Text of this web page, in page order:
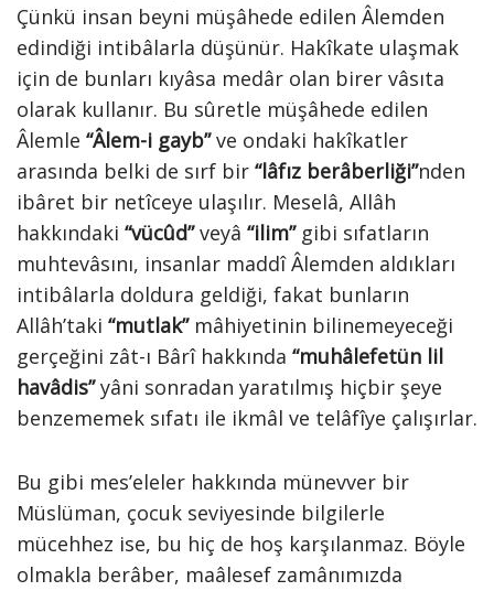
Çünkü insan beyni müşâhede edilen Âlemden
edindiği intibâlarla düşünür. Hakîkate ulaşmak
için de bunları kıyâsa medâr olan birer vâsıta
olarak kullanır. Bu sûretle müşâhede edilen
Âlemle “Âlem-i gayb”ve ondaki hakîkatler
arasında belki de sırf bir “lâfız berâberliği”nden
ibâret bir netîceye ulaşılır. Meselâ, Allâh
hakkındaki “vücûd”veyâ “ilim”gibi sıfatların
muhtevâsını, insanlar maddî Âlemden aldıkları
intibâlarla doldura geldiği, fakat bunların
Allâh’taki “mutlak”mâhiyetinin bilinemeyeceği
gerçeğini zât-ı Bârî hakkında “muhâlefetün lil
havâdis”yâni sonradan yaratılmış hiçbir şeye
benzememek sıfatı ile ikmâl ve telâfîye çalışırlar.
Bu gibi mes’eleler hakkında münevver bir
Müslüman, çocuk seviyesinde bilgilerle
mücehhez ise, bu hiç de hoş karşılanmaz. Böyle
olmakla berâber, maâlesef zamânımızda